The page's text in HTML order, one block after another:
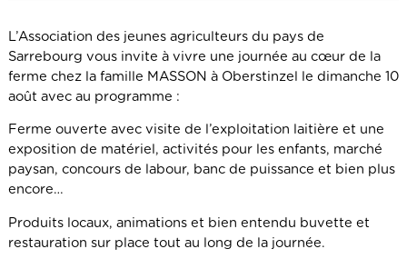
L’Association des jeunes agriculteurs du pays de
Sarrebourg vous invite à vivre une journée au cœur de la
ferme chez la famille MASSON à Oberstinzel le dimanche 10
août avec au programme :
Ferme ouverte avec visite de l’exploitation laitière et une
exposition de matériel, activités pour les enfants, marché
paysan, concours de labour, banc de puissance et bien plus
encore…
Produits locaux, animations et bien entendu buvette et
restauration sur place tout au long de la journée.